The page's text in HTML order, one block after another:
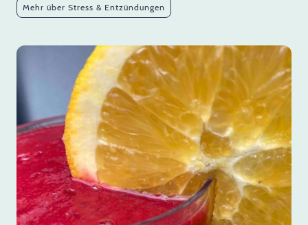
Mehr über Stress & Entzündungen